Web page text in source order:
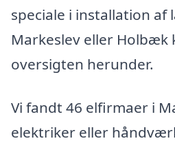
speciale i installation af
Markeslev eller Holbæk
oversigten herunder.
Vi fandt 46 elfirmaer i
elektriker eller